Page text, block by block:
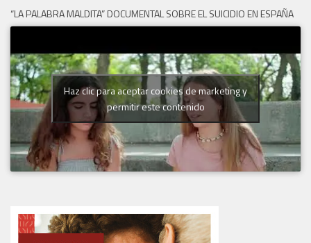
“LA PALABRA MALDITA” DOCUMENTAL SOBRE EL SUICIDIO EN ESPAÑA
Haz clic para aceptar cookies de marketing y
permitir este contenido